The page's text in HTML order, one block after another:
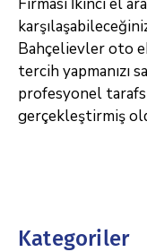
Bahçelievler oto
tercih yapmanızı
profesyonel
gerçekleştirmiş
Kategoriler